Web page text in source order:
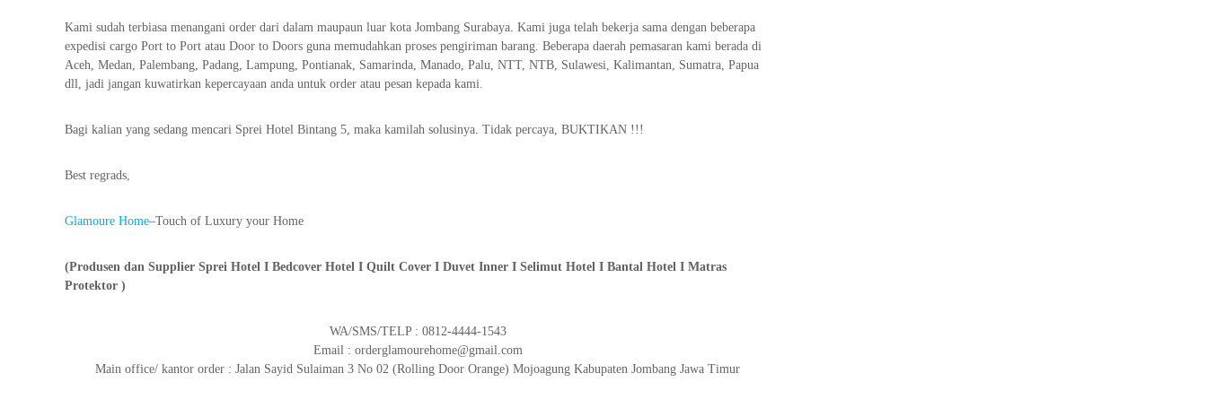
Kami sudah terbiasa menangani order dari dalam maupaun luar kota Jombang Surabaya. Kami juga telah bekerja sama dengan beberapa
expedisi cargo Port to Port atau Door to Doors guna memudahkan proses pengiriman barang. Beberapa daerah pemasaran kami berada di
Aceh, Medan, Palembang, Padang, Lampung, Pontianak, Samarinda, Manado, Palu, NTT, NTB, Sulawesi, Kalimantan, Sumatra, Papua
dll, jadi jangan kuwatirkan kepercayaan anda untuk order atau pesan kepada kami.
Bagi kalian yang sedang mencari Sprei Hotel Bintang 5, maka kamilah solusinya. Tidak percaya, BUKTIKAN !!!
Best regrads,
Glamoure Home–Touch of Luxury your Home
(Produsen dan Supplier Sprei Hotel I Bedcover Hotel I Quilt Cover I Duvet Inner I Selimut Hotel I Bantal Hotel I Matras
Protektor )
WA/SMS/TELP : 0812-4444-1543
Email : orderglamourehome@gmail.com
Main office/ kantor order : Jalan Sayid Sulaiman 3 No 02 (Rolling Door Orange) Mojoagung Kabupaten Jombang Jawa Timur